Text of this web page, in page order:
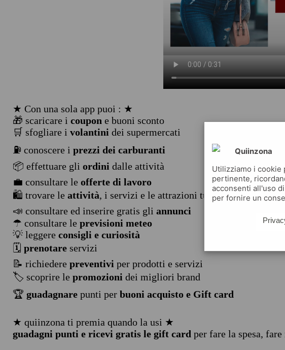
★ Con una sola app puoi : ★
🎁 scaricare i coupon e buoni sconto
🛒 sfogliare i volantini dei supermercati
⛽ conoscere i prezzi dei carburanti
📦 effettuare gli ordini dalle attività
💼 consultare le offerte di lavoro
🛍️ trovare le attività, i servizi e le attrazioni turistiche
📣 consultare ed inserire gratis gli annunci
☂ consultare le previsioni meteo
💡 leggere consigli e curiosità
🗓️ prenotareservizi
📝 richiedere preventivi per prodotti e servizi
🏷️ scoprire le promozioni dei migliori brand
🏆 guadagnarepunti per buoni acquisto e Gift card
★ quiinzona ti premia quando la usi ★
guadagni punti e ricevi gratis le gift card per fare la spesa,
Quiinzona
Utilizziamo i
pertinente,
acconsenti all'uso
per fornire un